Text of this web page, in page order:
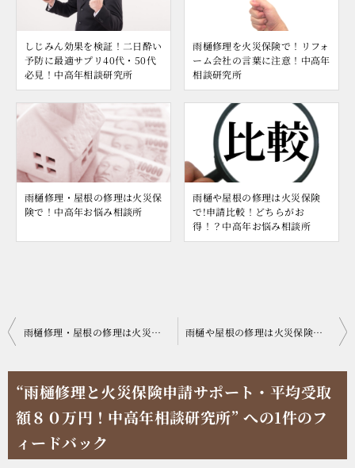
しじみん効果を検証！二日酔い
予防に最適サプリ40代・50代
必見！中高年相談研究所
雨樋修理を火災保険で！リフォ
ーム会社の言葉に注意！中高年
相談研究所
雨樋修理・屋根の修理は火災保
険で！中高年お悩み相談所
雨樋や屋根の修理は火災保険
で!申請比較！どちらがお
得！？中高年お悩み相談所
投
ナ
ビ
ゲ
ー
雨樋修理・屋根の修理は火災保険で！中高年お悩み相談所 雨樋や屋根の修理は火災保険で!申請比較！どちらがお得！？中高年お悩み相談所
“雨樋修理と火災保険申請サポート・平均受取
額８０万円！中高年相談研究所” への1件のフ
ィードバック